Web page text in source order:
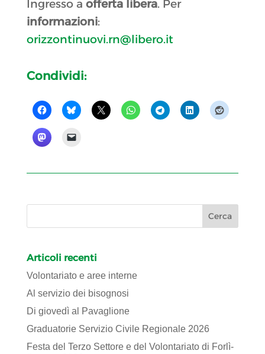
Ingresso a offerta libera. Per
informazioni:
orizzontinuovi.rn@libero.it
Condividi:
Articoli recenti
Volontariato e aree interne
Al servizio dei bisognosi
Di giovedì al Pavaglione
Graduatorie Servizio Civile Regionale 2026
Festa del Terzo Settore e del Volontariato di Forlì-